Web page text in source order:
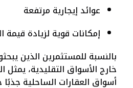
عوائد إيجارية مرتفعة
إمكانات قوية لزيادة قيمة
بالنسبة للمستثمرين الذين
خارج الأسواق التقليدية، يمثل
أسواق العقارات الساحلية جذبًا